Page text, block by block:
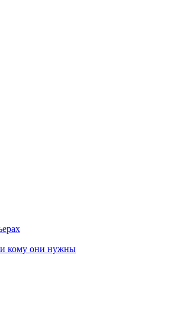
и кому они нужны